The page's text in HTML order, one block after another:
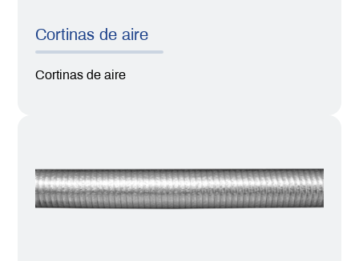
Cortinas de aire
Cortinas de aire